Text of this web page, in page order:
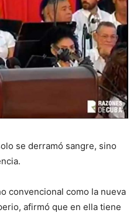
se derramó sangre, sino
convencional como la nueva
afirmó que en ella tiene